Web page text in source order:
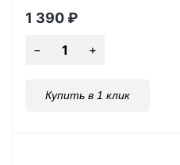
1 390₽
Купить в 1 клик